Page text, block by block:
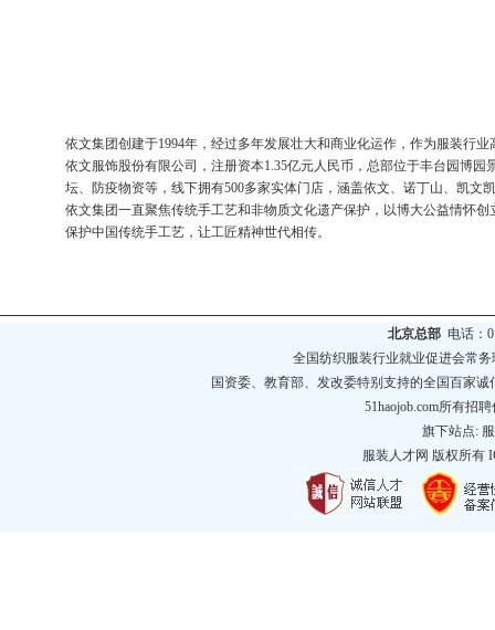
依文集团创建于1994年，经过多年发展壮大和商业化运作，作为服装行
依文服饰股份有限公司，注册资本1.35亿元人民币，总部位于丰台园博
坛、防疫物资等，线下拥有500多家实体门店，涵盖依文、诺丁山、凯文
依文集团一直聚焦传统手工艺和非物质文化遗产保护，以博大公益情怀
保护中国传统手工艺，让工匠精神世代相传。
北京总部 电话：
全国纺织服装行业就业促进会常务
国资委、教育部、发改委特别支持的全国百家
51haojob.com所有招
旗下站点:
服装人才网 版权所有